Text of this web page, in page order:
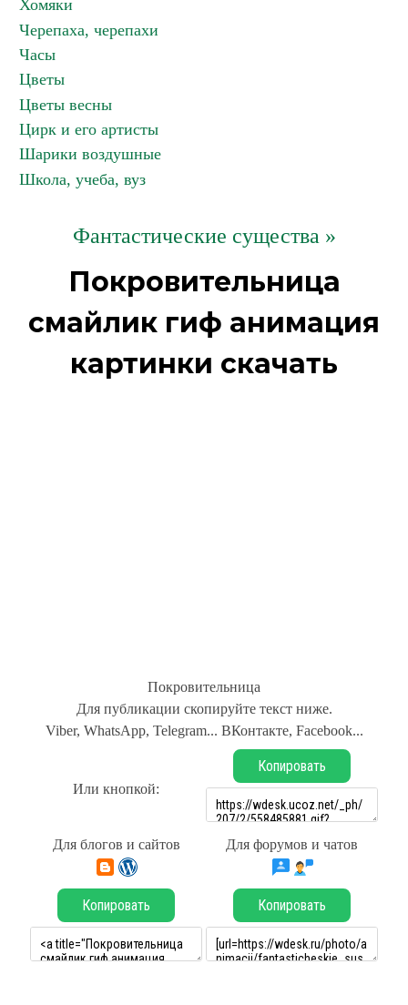
Хомяки
Черепаха, черепахи
Часы
Цветы
Цветы весны
Цирк и его артисты
Шарики воздушные
Школа, учеба, вуз
Фантастические существа »
Покровительница
смайлик гиф анимация
картинки скачать
Покровительница
Для публикации скопируйте текст ниже.
Viber, WhatsApp, Telegram... ВКонтакте, Facebook...
Или кнопкой:
Копировать
Для блогов и сайтов Для форумов и чатов
Копировать Копировать